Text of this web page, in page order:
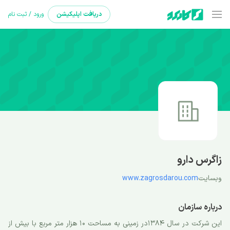
دریافت اپلیکیشن ورود / ثبت نام
زاگرس دارو
وبسایتwww.zagrosdarou.com
درباره سازمان
این شرکت در سال 1384در زمینی به مساحت 10 هزار متر مربع با بیش از